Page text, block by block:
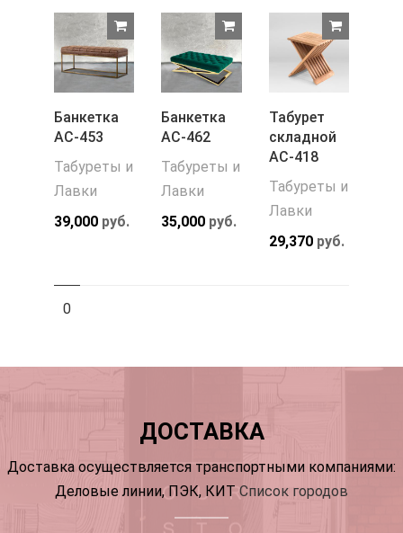
Банкетка
АС-453
Табуреты и
Лавки
39,000 руб.
Банкетка
АС-462
Табуреты и
Лавки
35,000 руб.
Табурет
складной
АС-418
Табуреты и
Лавки
29,370руб.
0
ДОСТАВКА
Доставка осуществляется транспортными компаниями:
Деловые линии, ПЭК, КИТ Список городов